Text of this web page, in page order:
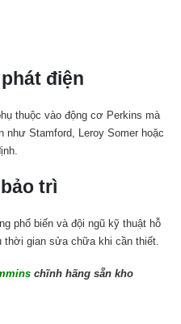
điện
thuộc vào động cơ Perkins mà
Stamford, Leroy Somer hoặc
trì
phổ biến và đội ngũ kỹ thuật hỗ
gian sửa chữa khi cần thiết.
chĩnh hãng sẵn kho